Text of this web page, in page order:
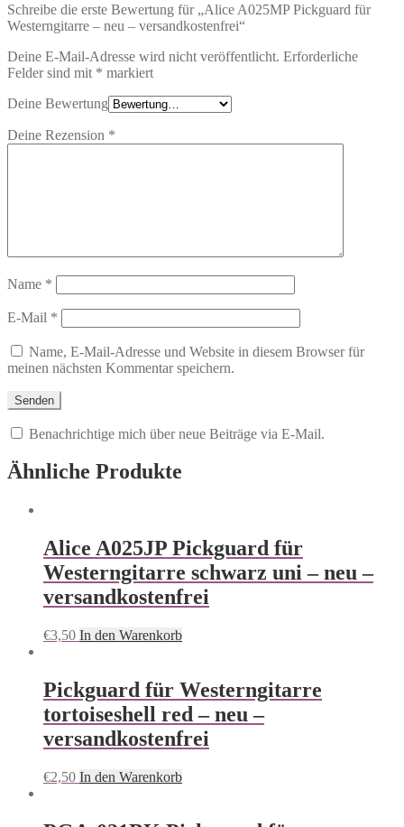
Schreibe die erste Bewertung für „Alice A025MP Pickguard für
Westerngitarre – neu – versandkostenfrei“
Deine E-Mail-Adresse wird nicht veröffentlicht. Erforderliche
Felder sind mit * markiert
Deine Bewertung
Deine Rezension *
Name *
E-Mail *
Name, E-Mail-Adresse und Website in diesem Browser für
meinen nächsten Kommentar speichern.
Benachrichtige mich über neue Beiträge via E-Mail.
Ähnliche Produkte
Alice A025JP Pickguard für
Westerngitarre schwarz uni – neu –
versandkostenfrei
€3,50 In den Warenkorb
Pickguard für Westerngitarre
tortoiseshell red – neu –
versandkostenfrei
€2,50 In den Warenkorb